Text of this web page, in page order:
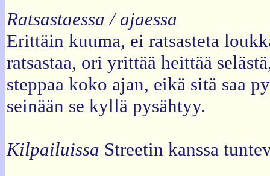
Ratsastaessa / ajaessa
Erittäin kuuma, ei ratsasteta
ratsastaa, ori yrittää heittää
steppaa koko ajan, eikä sitä saa
seinään se kyllä pysähtyy.
Kilpailuissa Streetin kanssa